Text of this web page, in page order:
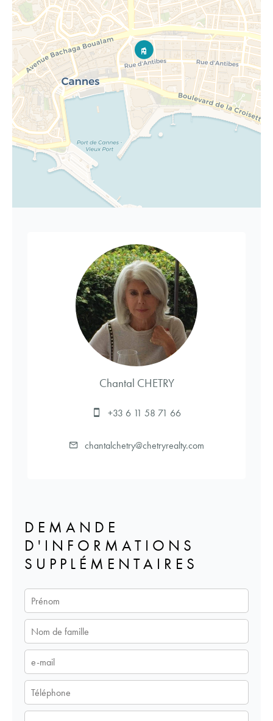
Chantal CHETRY
+33 6 11 58 71 66
chantalchetry@chetryrealty.com
DEMANDE
D'INFORMATIONS
SUPPLÉMENTAIRES